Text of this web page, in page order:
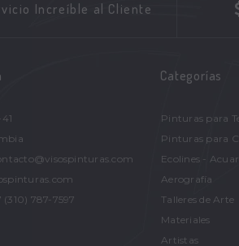
Increíble al Cliente
787-7597
Categorías
Pinturas para
Pinturas para
Ecolines -
Aerografía
Talleres de Arte
Materiales
Artistas